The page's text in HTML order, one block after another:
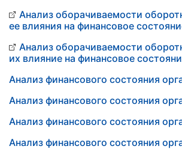
Анализ оборачиваемости
ее влияния на финансовое
Анализ оборачиваемости
их влияние на финансовое
Анализ финансового состояния
Анализ финансового состояния
Анализ финансового состояния
Анализ финансового состояния